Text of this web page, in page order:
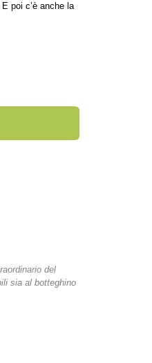
poi c’è anche la
del
sia al botteghino